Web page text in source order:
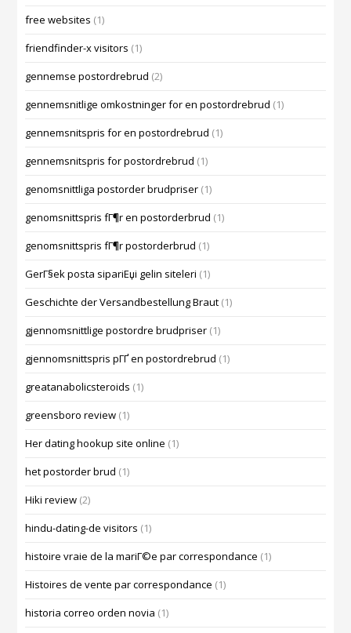
free websites (1)
friendfinder-x visitors (1)
gennemse postordrebrud (2)
gennemsnitlige omkostninger for en postordrebrud (1)
gennemsnitspris for en postordrebrud (1)
gennemsnitspris for postordrebrud (1)
genomsnittliga postorder brudpriser (1)
genomsnittspris fГ¶r en postorderbrud (1)
genomsnittspris fГ¶r postorderbrud (1)
GerГ§ek posta sipariЕџi gelin siteleri (1)
Geschichte der Versandbestellung Braut (1)
gjennomsnittlige postordre brudpriser (1)
gjennomsnittspris pГҐ en postordrebrud (1)
greatanabolicsteroids (1)
greensboro review (1)
Her dating hookup site online (1)
het postorder brud (1)
Hiki review (2)
hindu-dating-de visitors (1)
histoire vraie de la mariГ©e par correspondance (1)
Histoires de vente par correspondance (1)
historia correo orden novia (1)